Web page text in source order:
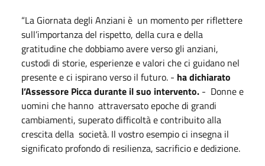
“La Giornata degli Anziani è un momento per riflettere
sull’importanza del rispetto, della cura e della
gratitudine che dobbiamo avere verso gli anziani,
custodi di storie, esperienze e valori che ci guidano nel
presente e ci ispirano verso il futuro. - ha dichiarato
l’Assessore Picca durante il suo intervento. - Donne e
uomini che hanno attraversato epoche di grandi
cambiamenti, superato difficoltà e contribuito alla
crescita della società. Il vostro esempio ci insegna il
significato profondo di resilienza, sacrificio e dedizione.